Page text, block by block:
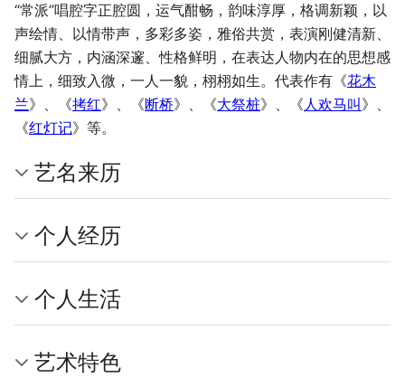
“常派”唱腔字正腔圆，运气酣畅，韵味淳厚，格调新颖，以
声绘情、以情带声，多彩多姿，雅俗共赏，表演刚健清新、
细腻大方，内涵深邃、性格鲜明，在表达人物内在的思想感
情上，细致入微，一人一貌，栩栩如生。代表作有《花木
兰》、《拷红》、《断桥》、《大祭桩》、《人欢马叫 》、
《红灯记》等。
艺名来历
个人经历
个人生活
艺术特色